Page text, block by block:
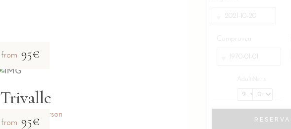
from 95€
Trivalle
1-4 person
from 95€
Comproveu
Adults Nens
RESERVA